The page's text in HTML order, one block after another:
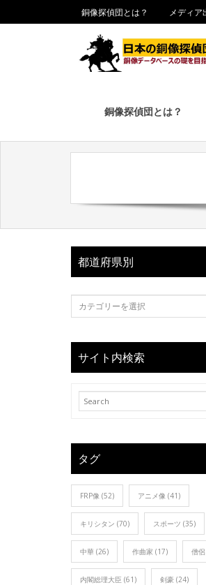
銅像探偵団とは？ メディア
銅像探偵団とは？
都道府県別
サイト内検索
タグ
FRP像 (52) アニメ像 (41)
キリシタン (70) スポーツ (35)
中華 (26) 作曲家 (17) 僧侶
内閣総理大臣 (61) 剣豪 (24)